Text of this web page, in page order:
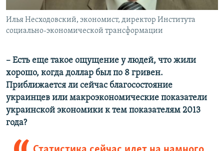
Илья Несходовский, экономист, директор Института
социально-экономической трансформации
– Есть еще такое ощущение у людей, что жили
хорошо, когда доллар был по 8 гривен.
Приближается ли сейчас благосостояние
украинцев или макроэкономические показатели
украинской экономики к тем показателям 2013
года?